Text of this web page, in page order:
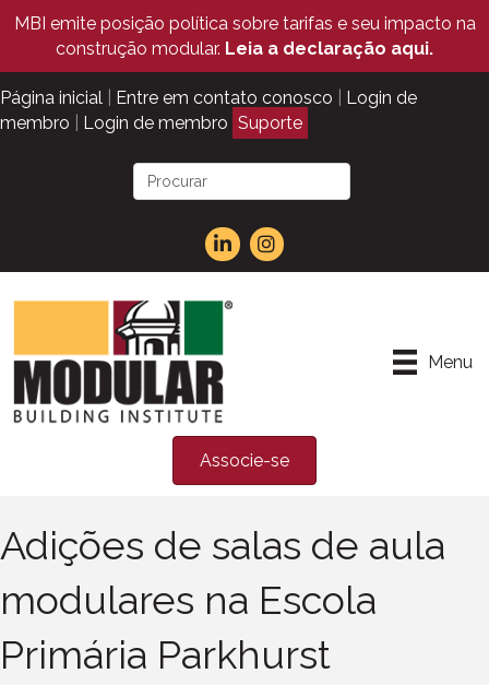
MBI emite posição política sobre tarifas e seu impacto na
construção modular. Leia a declaração aqui.
Página inicial Entre em contato conosco
Login de
membro
Login de membro Suporte
Menu
Associe-se
Adições de salas de aula
modulares na Escola
Primária Parkhurst